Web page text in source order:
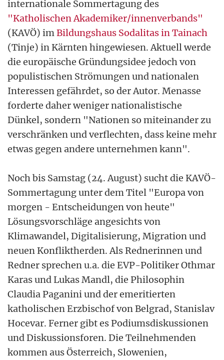
internationale Sommertagung des
"Katholischen Akademiker/innenverbands"
(KAVÖ) imBildungshaus Sodalitas in Tainach
(Tinje) in Kärnten hingewiesen. Aktuell werde
die europäische Gründungsidee jedoch von
populistischen Strömungen und nationalen
Interessen gefährdet, so der Autor. Menasse
forderte daher weniger nationalistische
Dünkel, sondern "Nationen so miteinander zu
verschränken und verflechten, dass keine mehr
etwas gegen andere unternehmen kann".
Noch bis Samstag (24. August) sucht die KAVÖ-
Sommertagung unter dem Titel "Europa von
morgen - Entscheidungen von heute"
Lösungsvorschläge angesichts von
Klimawandel, Digitalisierung, Migration und
neuen Konfliktherden. Als Rednerinnen und
Redner sprechen u.a. die EVP-Politiker Othmar
Karas und Lukas Mandl, die Philosophin
Claudia Paganini und der emeritierten
katholischen Erzbischof von Belgrad, Stanislav
Hocevar. Ferner gibt es Podiumsdiskussionen
und Diskussionsforen. Die Teilnehmenden
kommen aus Österreich, Slowenien,